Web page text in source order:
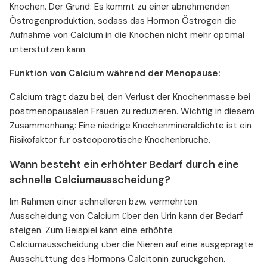
Knochen. Der Grund: Es kommt zu einer abnehmenden
Östrogenproduktion, sodass das Hormon Östrogen die
Aufnahme von Calcium in die Knochen nicht mehr optimal
unterstützen kann.
Funktion von Calcium während der Menopause:
Calcium trägt dazu bei, den Verlust der Knochenmasse bei
postmenopausalen Frauen zu reduzieren. Wichtig in diesem
Zusammenhang: Eine niedrige Knochenmineraldichte ist ein
Risikofaktor für osteoporotische Knochenbrüche.
Wann besteht ein erhöhter Bedarf durch eine
schnelle Calciumausscheidung?
Im Rahmen einer schnelleren bzw. vermehrten
Ausscheidung von Calcium über den Urin kann der Bedarf
steigen. Zum Beispiel kann eine erhöhte
Calciumausscheidung über die Nieren auf eine ausgeprägte
Ausschüttung des Hormons Calcitonin zurückgehen.